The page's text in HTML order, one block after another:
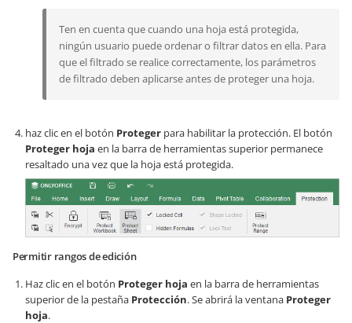
Ten en cuenta que cuando una hoja está protegida,
ningún usuario puede ordenar o filtrar datos en ella. Para
que el filtrado se realice correctamente, los parámetros
de filtrado deben aplicarse antes de proteger una hoja.
haz clic en el botón Proteger para habilitar la protección. El botón
Proteger hoja en la barra de herramientas superior permanece
resaltado una vez que la hoja está protegida.
Permitir rangos de edición
Haz clic en el botón Proteger hoja en la barra de herramientas
superior de la pestaña Protección. Se abrirá la ventana Proteger
hoja.